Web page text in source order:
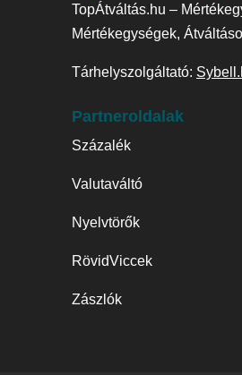
TopÁtváltás.hu –
Mértékegységek,
Tárhelyszolgáltató:
Partneroldalak
Százalék
Valutaváltó
Nyelvtörők
RövidViccek
Zászlók